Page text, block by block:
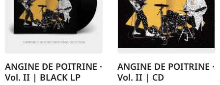
ANGINE DE POITRINE ·
Vol. II | BLACK LP
ANGINE DE POITRINE ·
Vol. II | CD